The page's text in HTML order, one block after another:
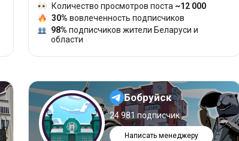
Количество просмотров поста ~12 000
30% вовлеченность подписчиков
98% подписчиков жители Беларуси и
области
Бобруйск
24 981 подписчик
Написать менеджеру